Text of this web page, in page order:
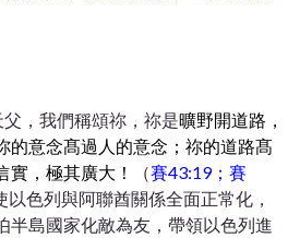
父，我們稱頌祢，祢是曠野開道路，
的意念髙過人的意念；祢的道路髙
實，極其廣大！
（賽43:19；賽
以色列與阿聯酋關係全面正常化，
半島國家化敵為友，帶領以色列進